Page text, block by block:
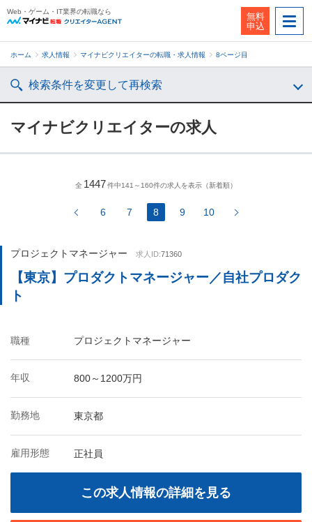
Web・ゲーム・IT業界の転職なら
無料
申込
ホーム 求人情報 マイナビクリエイターの転職・求人情報 8ページ目
検索条件を変更して再検索
マイナビクリエイターの求人
全 1447件中141～160件の求人を表示（新着順）
6 7 8 9 10
プロジェクトマネージャー 求人ID:71360
【東京】プロダクトマネージャー／自社プロダク
ト
職種 プロジェクトマネージャー
年収 800～1200万円
勤務地 東京都
雇用形態 正社員
この求人情報の詳細を見る